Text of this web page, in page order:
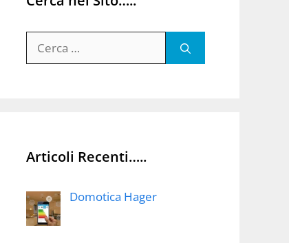
per:
Articoli Recenti…..
Domotica Hager